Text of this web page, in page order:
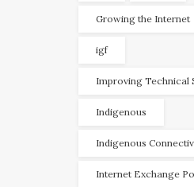
Growing the Internet
igf
Improving Technical
Indigenous
Indigenous
Internet Exchange